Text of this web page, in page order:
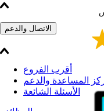
الاتصال والدعم
أقرب الفروع
المساعدة والدعم
الأسئلة الشائعة